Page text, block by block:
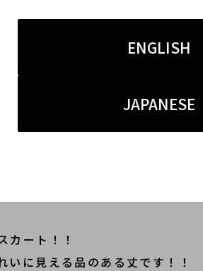
ENGLISH
JAPANESE
象を与えてくれます！！
です！！
カート！！
に見える品のある丈です！！